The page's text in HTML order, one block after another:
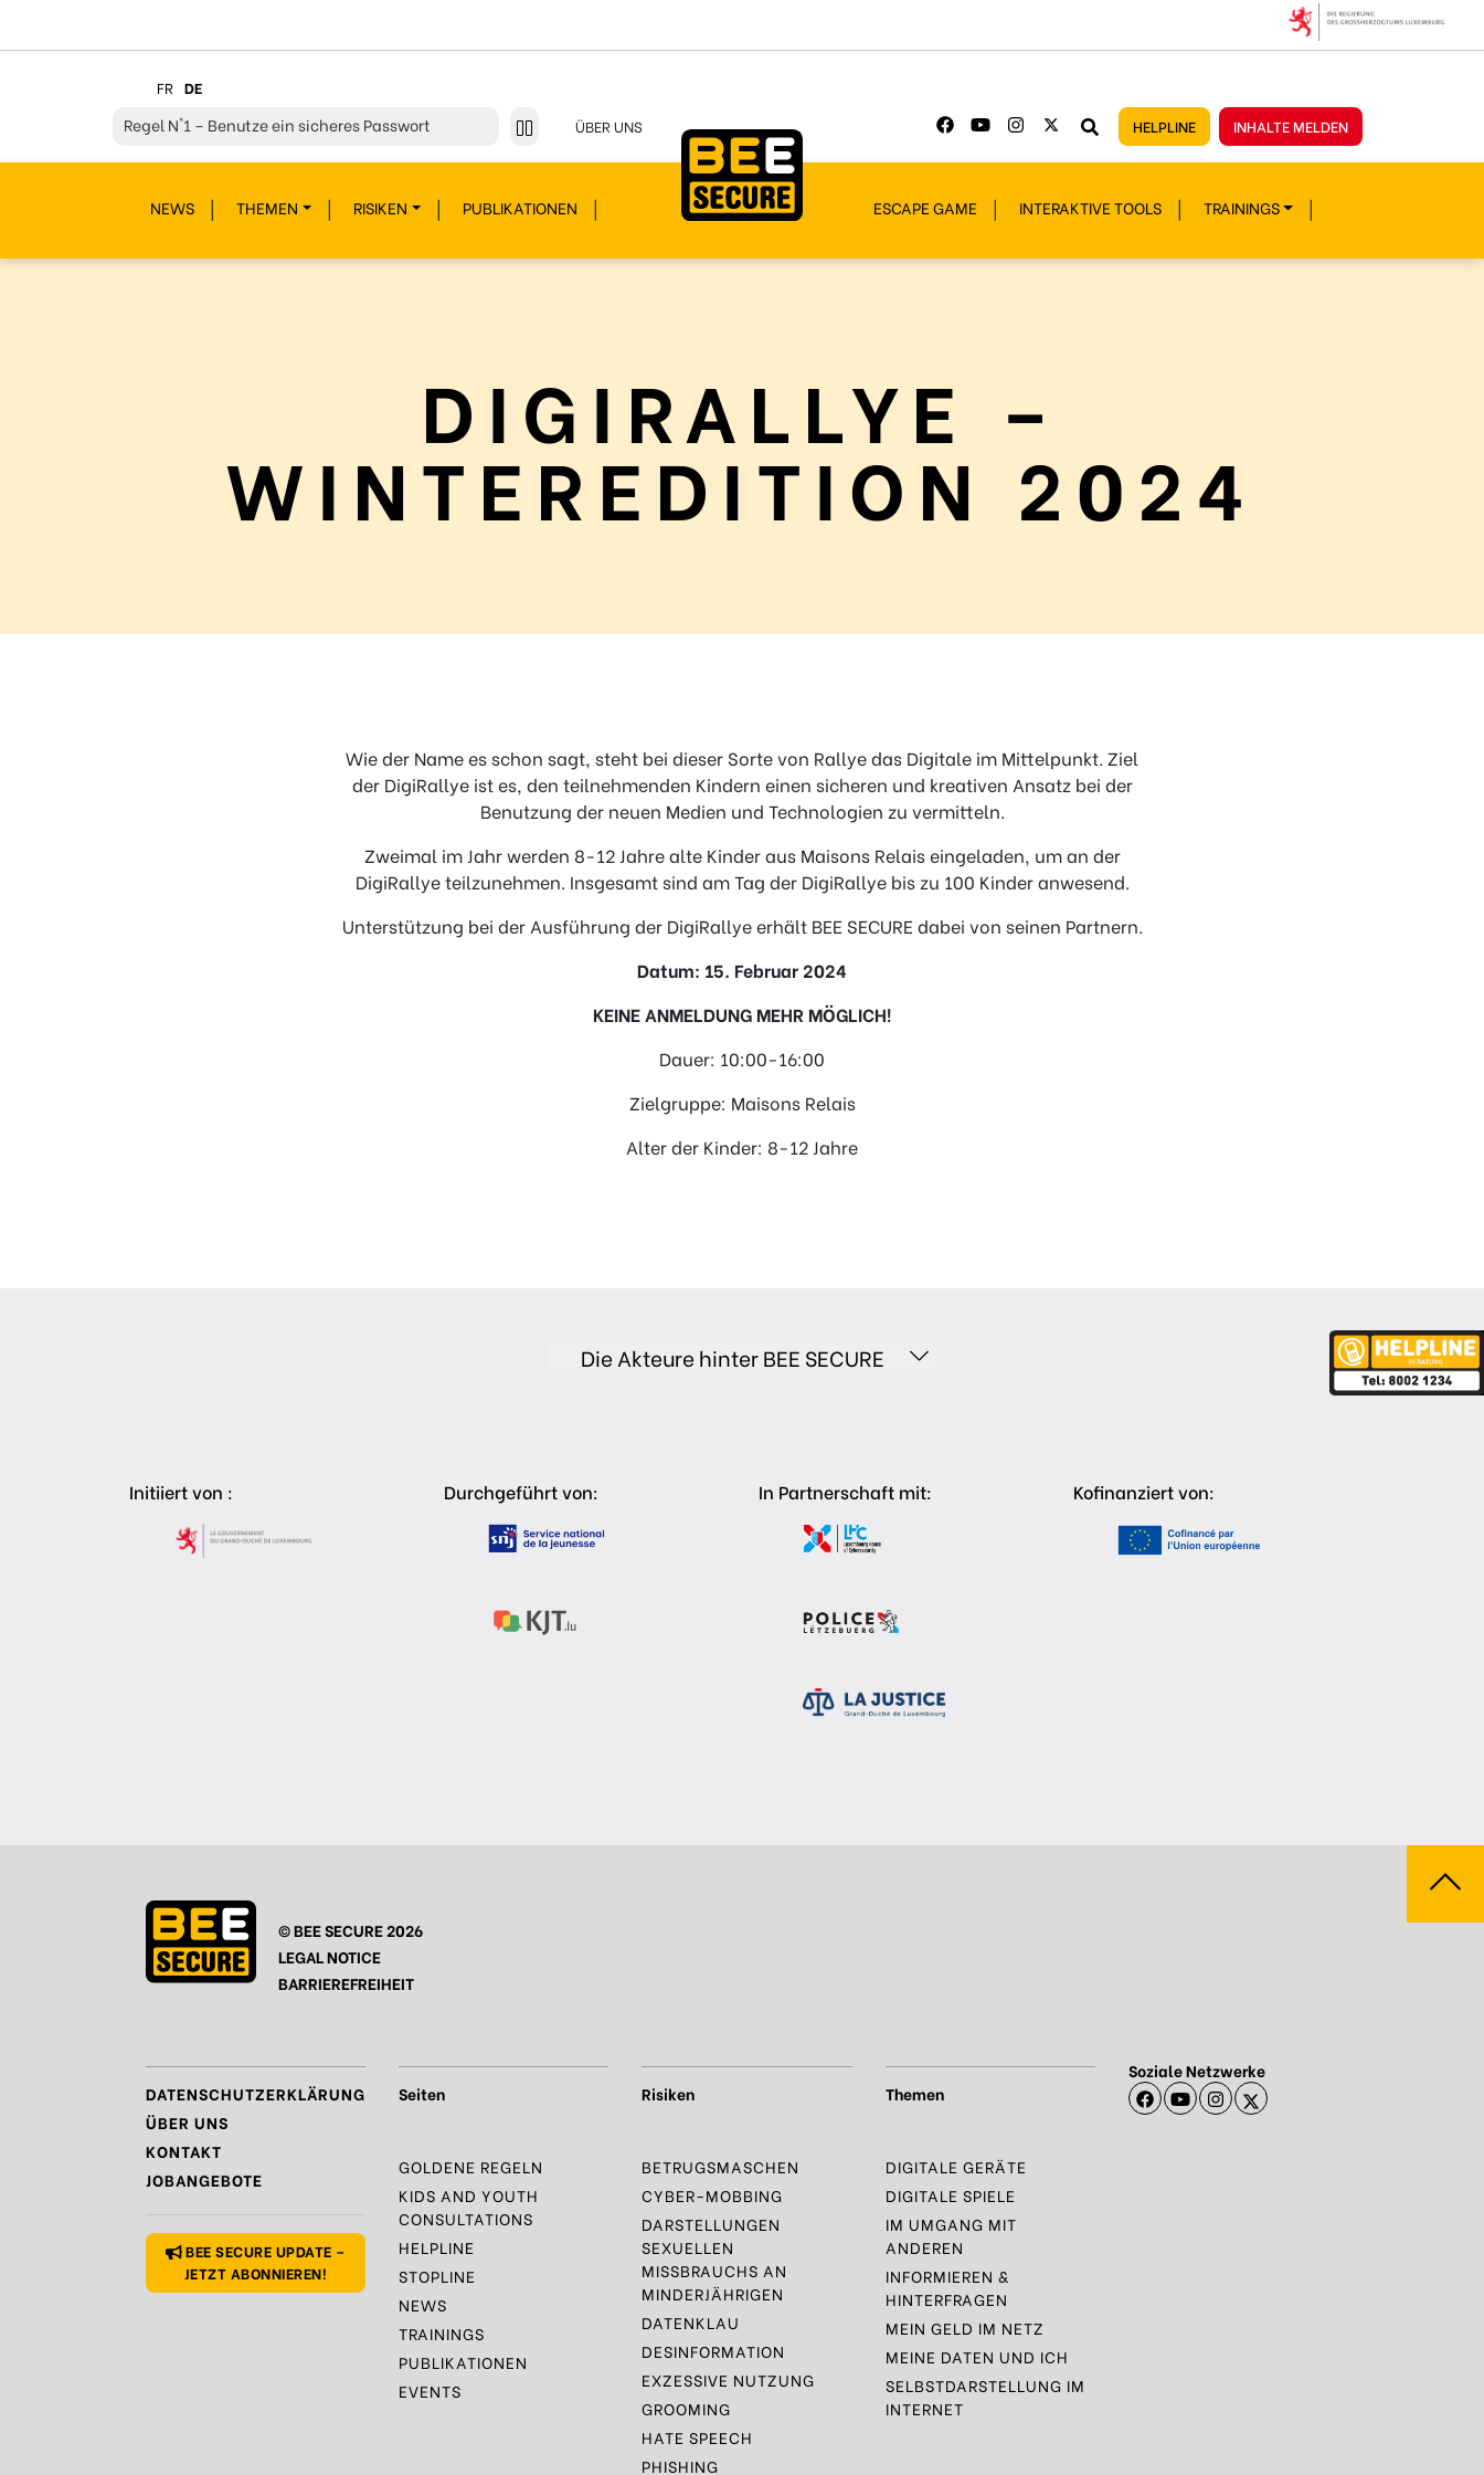
FR DE
Regel N°1 – Benutze ein sicheres Passwort
RegelN°2 – Überdenke jeden deiner Klicks
RegelN°3 – Überdenke was du postest
RegelN°4 – Respektiere andere
N°9 – Gönn dir auch mal eine Pause
N°10 – Fragen? Bleib nicht allein!
ÜBER UNS HELPLINE INHALTE MELDEN
NEWS THEMEN RISIKEN PUBLIKATIONEN ESCAPE GAME INTERAKTIVE TOOLS TRAININGS
DIGIRALLYE –
WINTEREDITION 2024
Wie der Name es schon sagt, steht bei dieser Sorte von Rallye das Digitale im Mittelpunkt. Ziel
der DigiRallye ist es, den teilnehmenden Kindern einen sicheren und kreativen Ansatz bei der
Benutzung der neuen Medien und Technologien zu vermitteln.
Zweimal im Jahr werden 8-12 Jahre alte Kinder aus Maisons Relais eingeladen, um an der
DigiRallye teilzunehmen. Insgesamt sind am Tag der DigiRallye bis zu 100 Kinder anwesend.
Unterstützung bei der Ausführung der DigiRallye erhält BEE SECURE dabei von seinen Partnern.
Datum: 15. Februar 2024
KEINE ANMELDUNG MEHR MÖGLICH!
Dauer: 10:00-16:00
Zielgruppe: Maisons Relais
Alter der Kinder: 8-12 Jahre
Die Akteure hinter BEE SECURE
Initiiert von : Durchgeführt von: In Partnerschaft mit: Kofinanziert von:
© BEE SECURE 2026
LEGAL NOTICE
BARRIEREFREIHEIT
DATENSCHUTZERKLÄRUNG
ÜBER UNS
KONTAKT
JOBANGEBOTE
BEE SECURE UPDATE –
JETZT ABONNIEREN!
Seiten
GOLDENE REGELN
KIDS AND YOUTH
CONSULTATIONS
HELPLINE
STOPLINE
NEWS
TRAININGS
PUBLIKATIONEN
EVENTS
Risiken
BETRUGSMASCHEN
CYBER-MOBBING
DARSTELLUNGEN
SEXUELLEN
MISSBRAUCHS AN
MINDERJÄHRIGEN
DATENKLAU
DESINFORMATION
EXZESSIVE NUTZUNG
GROOMING
HATE SPEECH
PHISHING
Themen
DIGITALE GERÄTE
DIGITALE SPIELE
IM UMGANG MIT
ANDEREN
INFORMIEREN &
HINTERFRAGEN
MEIN GELD IM NETZ
MEINE DATEN UND ICH
SELBSTDARSTELLUNG IM
INTERNET
Soziale Netzwerke